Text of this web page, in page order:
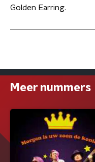
Golden Earring.
Meer nummers